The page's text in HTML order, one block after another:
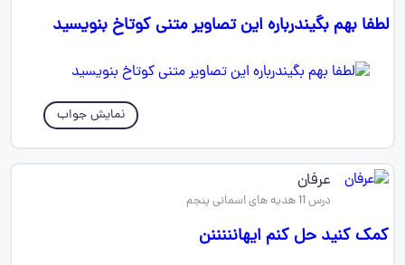
لطفا بهم بگیندرباره این تصاویر متنی کوتاخ بنویسید
نمایش جواب
عرفان
درس 11 هدیه های اسمانی پنجم
کمک کنید حل کنم ایهانننننن